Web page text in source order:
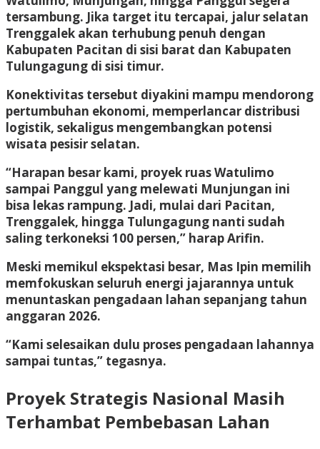
tersambung. Jika target itu tercapai, jalur selatan
Trenggalek akan terhubung penuh dengan
Kabupaten Pacitan di sisi barat dan Kabupaten
Tulungagung di sisi timur.
Konektivitas tersebut diyakini mampu mendorong
pertumbuhan ekonomi, memperlancar distribusi
logistik, sekaligus mengembangkan potensi
wisata pesisir selatan.
“Harapan besar kami, proyek ruas Watulimo
sampai Panggul yang melewati Munjungan ini
bisa lekas rampung. Jadi, mulai dari Pacitan,
Trenggalek, hingga Tulungagung nanti sudah
saling terkoneksi 100 persen,” harap Arifin.
Meski memikul ekspektasi besar, Mas Ipin memilih
memfokuskan seluruh energi jajarannya untuk
menuntaskan pengadaan lahan sepanjang tahun
anggaran 2026.
“Kami selesaikan dulu proses pengadaan lahannya
sampai tuntas,” tegasnya.
Proyek Strategis Nasional Masih
Terhambat Pembebasan Lahan